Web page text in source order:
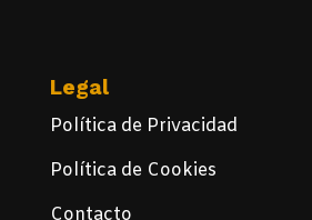
Legal
Política de Privacidad
Política de Cookies
Contacto